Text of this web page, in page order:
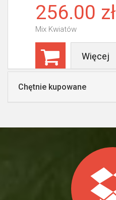
256.00 zł
Mix Kwiatów
Więcej
Chętnie kupowane